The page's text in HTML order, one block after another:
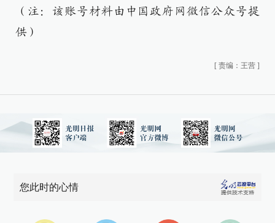
（注：该账号材料由中国政府网微信公众号提
供）
[ 责编：王营 ]
您此时的心情